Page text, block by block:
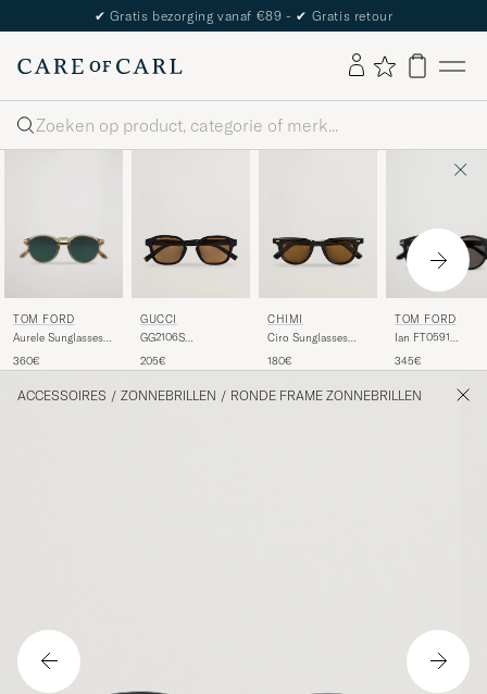
The Care of Carl Passport
Zoeken
TOM FORD
Aurele Sunglasses
360€
GUCCI
GG2106S
205€
CHIMI
Ciro Sunglasses
180€
TOM FORD
Ian FT0591
Black
345€
ACCESSOIRES / ZONNEBRILLEN / RONDE FRAME ZONNEBRILLEN